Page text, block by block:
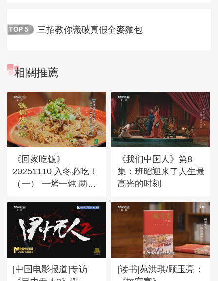
TOP 5 三招教你識破真假全麥麵包
相關推薦
《回家吃饭》
20251110 入冬必吃！
（一） 一烤一炖 两
拉满！
《我们中国人》第8
集：班昭迎来了人生最
高光的时刻
[中国电影报道]专访
[读书]苑洪琪/顾玉亮：